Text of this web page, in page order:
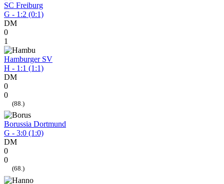
SC Freiburg
G - 1:2 (0:1)
DM
0
1
Hamburger SV
H - 1:1 (1:1)
DM
0
0
(88.)
Borussia Dortmund
G - 3:0 (1:0)
DM
0
0
(68.)